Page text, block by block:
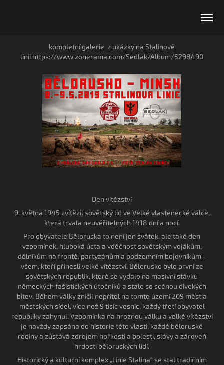
kompletní galerie z ukázky na Stalinově
linii https://www.zonerama.com/Sedlak/Album/5298490
Den vítězství
9. května 1945 zvítězil sovětský lid ve Velké vlastenecké válce,
která trvala neuvěřitelných 1418 dní a nocí.
Pro obyvatele Běloruska to není jen svátek, ale také den
vzpomínek, hluboká úcta a vděčnost sovětským vojákům,
dělníkům na frontě, partyzánům a podzemním bojovníkům -
všem, kteří přinesli velké vítězství. Bělorusko bylo první ze
sovětských republik, které se vydalo na masivní stávku
německých fašistických útočníků a stalo se scénou divokých
bitev. Během války zničil nepřítel na tomto území 209 měst a
městských sídel, více než 9 tisíc vesnic, každý třetí obyvatel
republiky zahynul. Vzpomínka na hroznou válku a velké vítězství
je navždy zapsána do historie této vlasti, každé běloruské
rodiny a zůstává zdrojem hořkosti a bolesti, slávy a zároveň
hrdosti běloruských lidí.
Historický a kulturní komplex „Linie Stalina“ se stal tradičním